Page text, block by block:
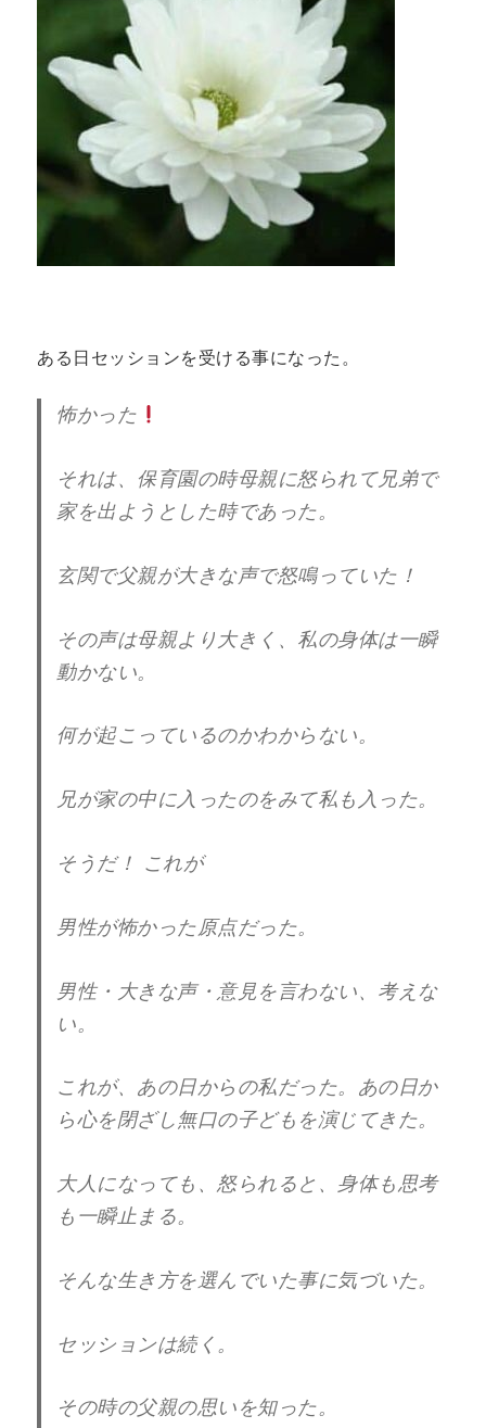
ある日セッションを受ける事になった。
怖かった
それは、保育園の時母親に怒られて兄弟で
家を出ようとした時であった。
玄関で父親が大きな声で怒鳴っていた！
その声は母親より大きく、私の身体は一瞬
動かない。
何が起こっているのかわからない。
兄が家の中に入ったのをみて私も入った。
そうだ！ これが
男性が怖かった原点だった。
男性・大きな声・意見を言わない、考えな
い。
これが、あの日からの私だった。あの日か
ら心を閉ざし無口の子どもを演じてきた。
大人になっても、怒られると、身体も思考
も一瞬止まる。
そんな生き方を選んでいた事に気づいた。
セッションは続く。
その時の父親の思いを知った。